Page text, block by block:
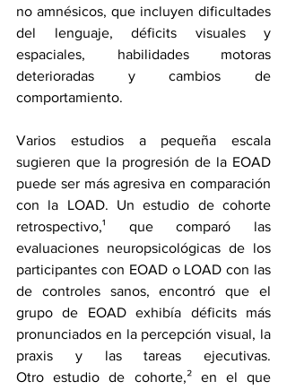
no amnésicos, que incluyen dificultades
del lenguaje, déficits visuales y
espaciales, habilidades motoras
deterioradas y cambios de
comportamiento.
Varios estudios a pequeña escala
sugieren que la progresión de la EOAD
puede ser más agresiva en comparación
con la LOAD. Un estudio de cohorte
retrospectivo,¹ que comparó las
evaluaciones neuropsicológicas de los
participantes con EOAD o LOAD con las
de controles sanos, encontró que el
grupo de EOAD exhibía déficits más
pronunciados en la percepción visual, la
praxis y las tareas ejecutivas.
Otro estudio de cohorte,² en el que